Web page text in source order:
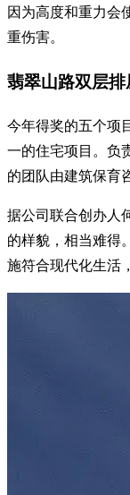
因为高度和重力会
重伤害。
翡翠山路双层
今年得奖的五个项
一的住宅项目。负
的团队由建筑保育
据公司联合创办人
的样貌，相当难得
施符合现代化生活